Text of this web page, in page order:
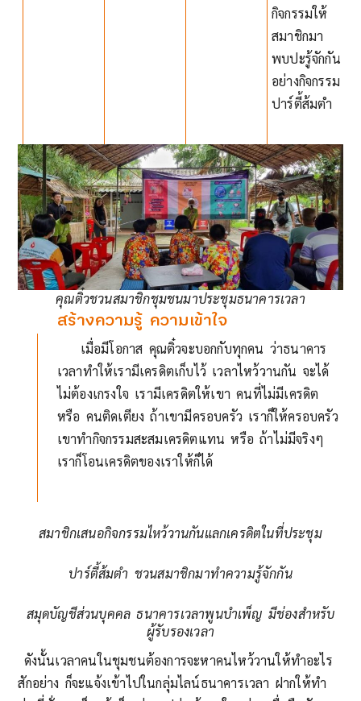
กิจกรรมให้
สมาชิกมา
พบปะรู้จักกัน
อย่างกิจกรรม
ปาร์ตี้ส้มตำ
คุณติ๋วชวนสมาชิกชุมชนมาประชุมธนาคารเวลา
สร้างความรู้ ความเข้าใจ
เมื่อมีโอกาส คุณติ๋วจะบอกกับทุกคน ว่าธนาคาร
เวลาทำให้เรามีเครดิตเก็บไว้ เวลาไหว้วานกัน จะได้
ไม่ต้องเกรงใจ เรามีเครดิตให้เขา คนที่ไม่มีเครดิต
หรือ คนติดเตียง ถ้าเขามีครอบครัว เราก็ให้ครอบครัว
เขาทำกิจกรรมสะสมเครดิตแทน หรือ ถ้าไม่มีจริงๆ
เราก็โอนเครดิตของเราให้ก็ได้
สมาชิกเสนอกิจกรรมไหว้วานกันแลกเครดิตในที่ประชุม
ปาร์ตี้ส้มตำ ชวนสมาชิกมาทำความรู้จักกัน
สมุดบัญชีส่วนบุคคล ธนาคารเวลาพูนบำเพ็ญ มีช่องสำหรับ
ผู้รับรองเวลา
ดังนั้นเวลาคนในชุมชนต้องการจะหาคนไหว้วานให้ทำอะไร
สักอย่าง ก็จะแจ้งเข้าไปในกลุ่มไลน์ธนาคารเวลา ฝากให้ทำ